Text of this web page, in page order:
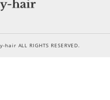
ALL RIGHTS RESERVED.